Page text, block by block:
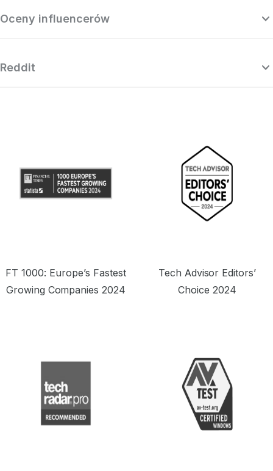
„Surfshark to mocno dopracowana i
Oceny influencerów
Reddit
FT 1000: Europe’s Fastest
Growing Companies 2024
Tech Advisor Editors’
Choice 2024